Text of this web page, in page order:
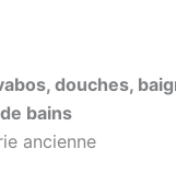
douches,
bains
ancienne